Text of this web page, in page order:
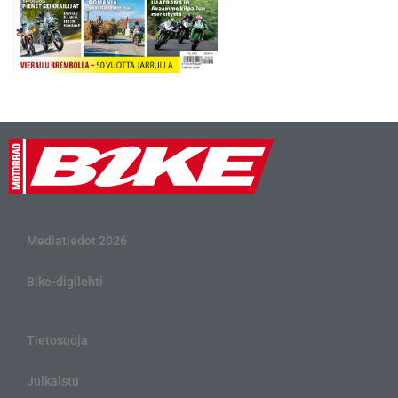
Mediatiedot 2026
Bike-digilehti
Tietosuoja
Julkaistu